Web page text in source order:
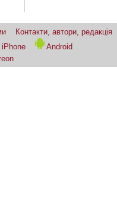
Контакти, автори, редакція
iPhone
Android